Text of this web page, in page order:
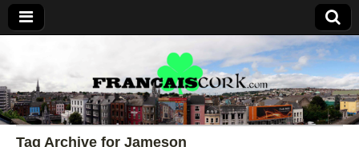
Francais Cork
Tag Archive for Jameson